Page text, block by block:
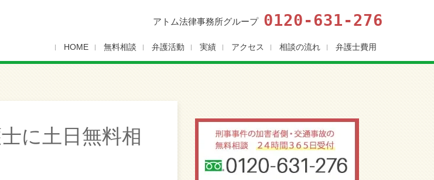
アトム法律事務所グループ 0120-631-276
HOME 無料相談 弁護活動 実績 アクセス 相談の流れ 弁護士費用
に土日無料相